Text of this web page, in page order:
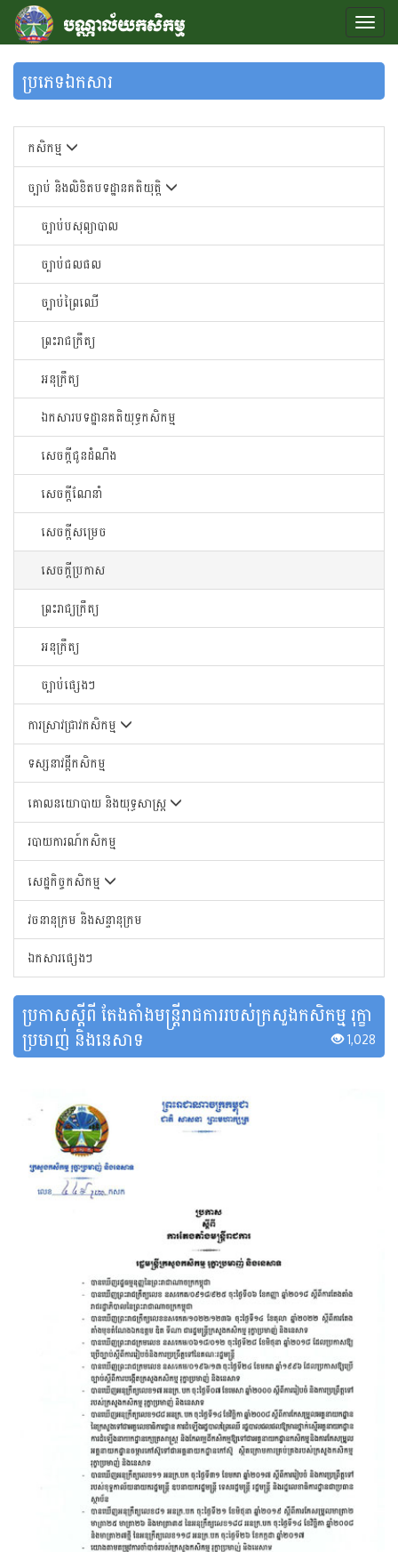
ប្រភេទឯកសារ
កសិកម្ម
ច្បាប់ និងលិខិតបទដ្ឋានគតិយុត្តិ
ច្បាប់បសុព្យាបាល
ច្បាប់ជលផល
ច្បាប់ព្រៃឈើ
ព្រះរាជក្រឹត្យ
អនុក្រឹត្យ
ឯកសារបទដ្ឋានគតិយុទ្ធកសិកម្ម
សេចក្តីជូនដំណឹង
សេចក្តីណែនាំ
សេចក្តីសម្រេច
សេចក្តីប្រកាស
ព្រះរាជ្យក្រឹត្យ
អនុក្រឹត្យ
ច្បាប់ផ្សេងៗ
ការស្រាវជ្រាវកសិកម្ម
ទស្សនាវដ្តីកសិកម្ម
គោលនយោបាយ និងយុទ្ធសាស្រ្ត
របាយការណ៍កសិកម្ម
សេដ្ឋកិច្ចកសិកម្ម
វចនានុក្រម និងសន្ទានុក្រម
ឯកសារផ្សេងៗ
ប្រកាសស្តីពី តែងតាំងមន្ត្រីរាជការរបស់ក្រសួងកសិកម្ម រុក្ខា
ប្រមាញ់ និងនេសាទ
1,028